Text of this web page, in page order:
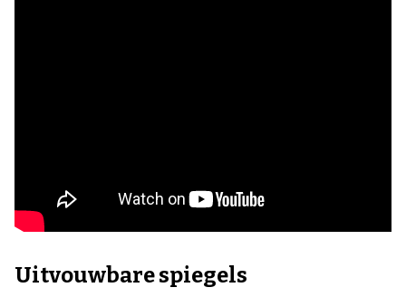
Uitvouwbare spiegels